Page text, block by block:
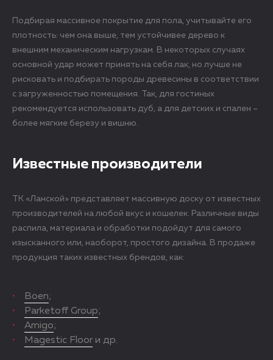
Подбирая массивное покрытие для пола, учитывайте его
плотность: чем она выше, тем устойчивее дерево к
внешним механическим нагрузкам. В некоторых случаях
основной удар может принять на себя лак, но лучше не
рисковать и подбирать породы древесины в соответствии
с загруженностью помещения. Так, для гостиных
рекомендуется использовать дуб, а для детских и спален –
более мягкие березу и вишню.
Известные производители
ТК «Ланской» представляет массивную доску от известных
производителей на любой вкус и кошелек. Различные виды
распила, материала и обработки подойдут для самого
изысканного или, наоборот, простого дизайна. В продаже
продукция таких известных брендов, как:
Boen;
Parketoff Group;
Amigo;
Magestic Floor и др.